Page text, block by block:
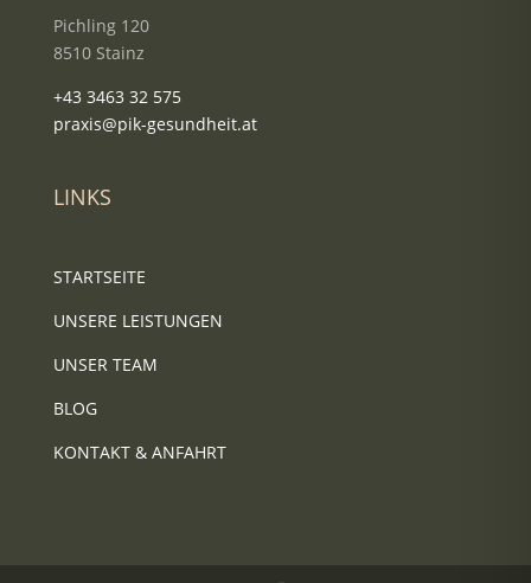
Pichling 120
8510 Stainz
+43 3463 32 575
praxis@pik-gesundheit.at
LINKS
STARTSEITE
UNSERE LEISTUNGEN
UNSER TEAM
BLOG
KONTAKT & ANFAHRT